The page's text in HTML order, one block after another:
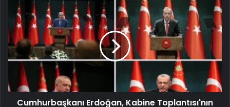
Cumhurbaşkanı Erdoğan, Kabine Toplantısı'nın